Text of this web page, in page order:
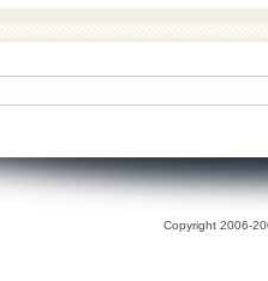
Copyright 2006-